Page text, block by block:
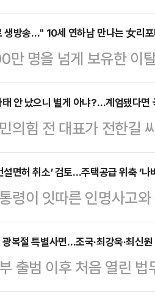
지난달 31일 북한 주민
혔다.군 당국은 지난달
한 뒤 10여시간에 걸쳐
일 오전 4시께 군 당
수심은 11m였고, 간조
소식통에 따르면 해당
…
생방송…" 10세 연하남 만나는 女리
만 명을 넘게 보유한 이
출 의상이 화제의 중
레오노라 인카르도나
서 열린 PSG와 바이에
개된 사진에 따르면 인
차림(사진 왼쪽)으로
에 공유돼 화제를
림은 과하…
안 났으니 별게 아냐?…계엄됐다면
의힘 전 대표가 전한길
비상계엄 선포로 인
김문수 당대표 후보의
으로 정권은 전복되고
.한동훈 전 대표는 7일
지, '유혈사태가 안 났으
조했다. 한 전 대표는 지
설면허 취소’ 검토…주택공급 위축 ‘나
령이 잇따른 인명사고
하자 건설업계가 당혹
는 공감하지만 그 결과
통령의 ‘일벌백계’ 방
서는 “이런 식이면 누
복절 특별사면…조국·최강욱·최신
출범 이후 처음 열린
조국 조국혁신당 전 대